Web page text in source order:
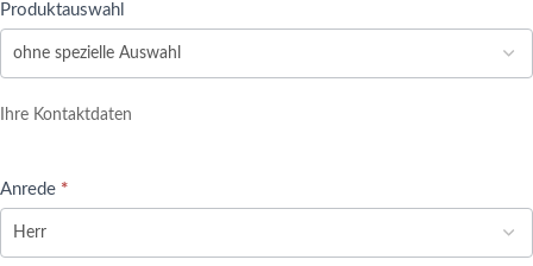
Produktauswahl
Ihre Kontaktdaten
Anrede *